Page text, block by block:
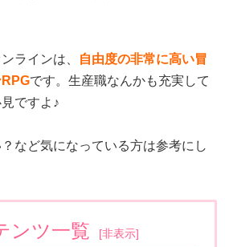
ラインは、
自由度の非常に高い冒
です。生産職なんかも充実して
ですよ♪
など気になっている方は参考にし
ンツ一覧 [非表示]